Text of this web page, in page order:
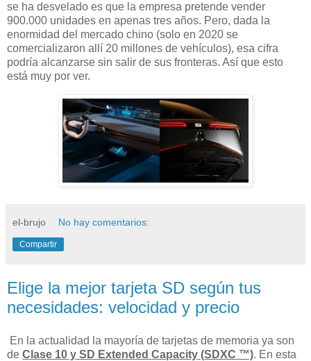
se ha desvelado es que la empresa pretende vender
900.000 unidades en apenas tres años. Pero, dada la
enormidad del mercado chino (solo en 2020 se
comercializaron allí 20 millones de vehículos), esa cifra
podría alcanzarse sin salir de sus fronteras. Así que esto
está muy por ver.
el-brujo No hay comentarios:
Compartir
Elige la mejor tarjeta SD según tus
necesidades: velocidad y precio
En la actualidad la mayoría de tarjetas de memoria ya son
de Clase 10 y SD Extended Capacity (SDXC ™). En esta